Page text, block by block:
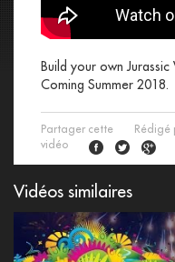
Build your own
Coming Summer 2018.
Rédigé
Partager cette
vidéo
Vidéos similaires